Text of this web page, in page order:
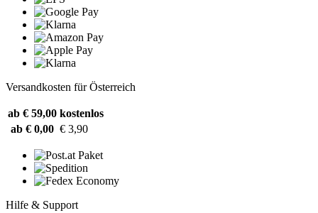
Versandkosten für Österreich
ab € 59,00 kostenlos
ab € 0,00 € 3,90
Hilfe & Support